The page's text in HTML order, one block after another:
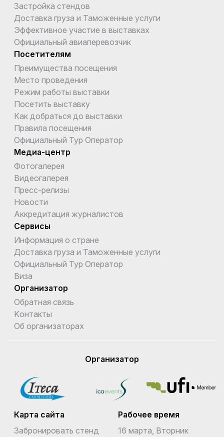
Застройка стендов
Доставка груза и Таможенные услуги
Эффективное участие в выставках
Официальный авиаперевозчик
Посетителям
Преимущества посещения
Место проведения
Режим работы выставки
Посетить выставку
Как добраться до выставки
Правила посещения
Официальный Тур Оператор
Медиа-центр
Фотогалерея
Видеогалерея
Пресс-релизы
Новости
Аккредитация журналистов
Сервисы
Информация о стране
Доставка груза и Таможенные услуги
Официальный Тур Оператор
Виза
Организатор
Обратная связь
Kонтакты
Об организаторах
Организатор
Карта сайта
Забронировать стенд
Рабочее время
16 марта, Вторник